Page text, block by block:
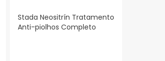
Stada Neositrín Tratamento
Anti-piolhos Completo